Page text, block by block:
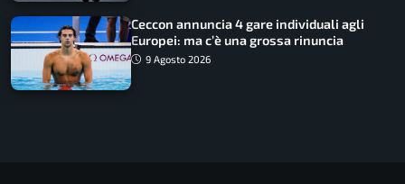
Ceccon annuncia 4 gare individuali agli
Europei: ma c’è una grossa rinuncia
9 Agosto 2026